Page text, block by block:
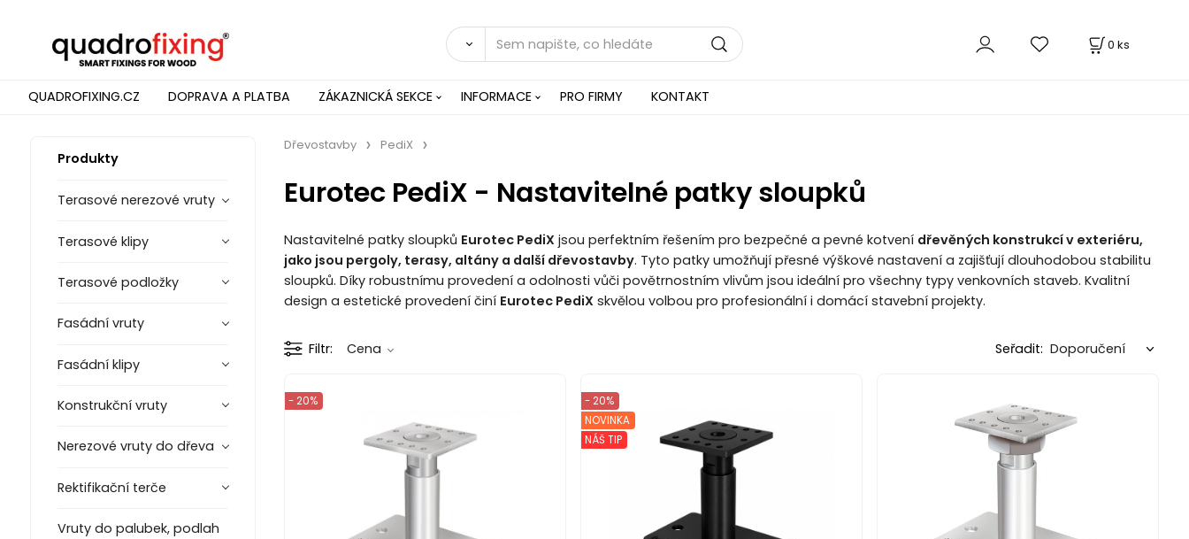
0 ks
QUADROFIXING.CZ DOPRAVA A PLATBA ZÁKAZNICKÁ SEKCE INFORMACE PRO FIRMY KONTAKT
Produkty
Terasové nerezové vruty
Terasové klipy
Terasové podložky
Fasádní vruty
Fasádní klipy
Konstrukční vruty
Nerezové vruty do dřeva
Rektifikační terče
Vruty do palubek, podlah
Dřevostavby PediX
Eurotec PediX - Nastavitelné patky sloupků
Nastavitelné patky sloupků Eurotec PediX jsou perfektním řešením pro bezpečné a pevné kotvení dřevěných konstrukcí v exteriéru,
jako jsou pergoly, terasy, altány a další dřevostavby. Tyto patky umožňují přesné výškové nastavení a zajišťují dlouhodobou stabilitu
sloupků. Díky robustnímu provedení a odolnosti vůči povětrnostním vlivům jsou ideální pro všechny typy venkovních staveb. Kvalitní
design a estetické provedení činí Eurotec PediX skvělou volbou pro profesionální i domácí stavební projekty.
Filtr Cena Seřadit:
- 20%
- 20%
NOVINKA
NÁŠ TIP